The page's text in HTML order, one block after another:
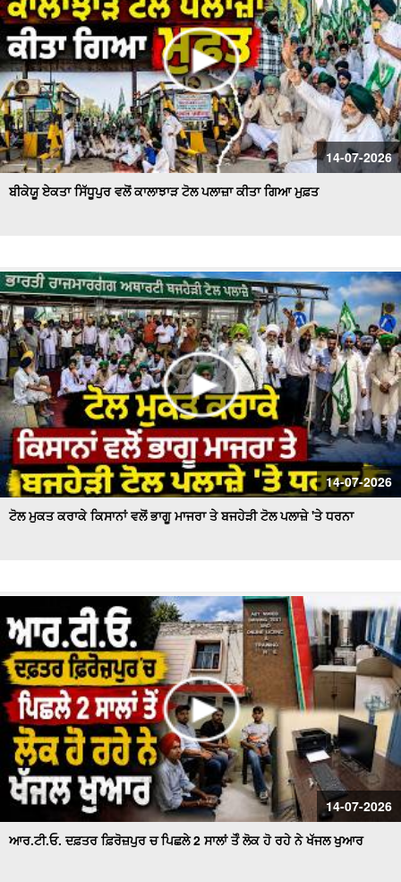
14-07-2026
ਬੀਕੇਯੂ ਏਕਤਾ ਸਿੱਧੂਪੁਰ ਵਲੋਂ ਕਾਲਾਝਾੜ ਟੋਲ ਪਲਾਜ਼ਾ ਕੀਤਾ ਗਿਆ ਮੁਫ਼ਤ
14-07-2026
ਟੋਲ ਮੁਕਤ ਕਰਾਕੇ ਕਿਸਾਨਾਂ ਵਲੋਂ ਭਾਗੂ ਮਾਜਰਾ ਤੇ ਬਜਹੇੜੀ ਟੋਲ ਪਲਾਜ਼ੇ 'ਤੇ ਧਰਨਾ
14-07-2026
ਆਰ.ਟੀ.ਓ. ਦਫ਼ਤਰ ਫ਼ਿਰੋਜ਼ਪੁਰ ਚ ਪਿਛਲੇ 2 ਸਾਲਾਂ ਤੋੰ ਲੋਕ ਹੋ ਰਹੇ ਨੇ ਖੱਜਲ ਖੁਆਰ